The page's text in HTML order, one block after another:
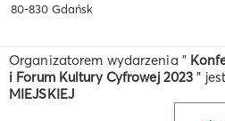
80-830 Gdańsk
Organizatorem wydarzenia "
i Forum Kultury Cyfrowej 2023 " jest
MIEJSKIEJ